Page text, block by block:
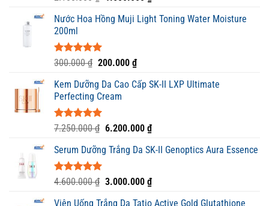
5 sao
là:
tại
Nước Hoa Hồng Muji Light Toning Water Moisture
200ml
Được xếp
5.00
5 sao
300.000₫ Giá
là:
300.000 ₫.
200.000 ₫Giá
tại
Kem Dưỡng Da Cao Cấp SK-II LXP Ultimate
Perfecting Cream
Được xếp
5 sao
7.250.000₫ Giá
là:
6.200.000 ₫Giá
tại
6.200.000 ₫.
Serum Dưỡng Trắng Da SK-II Genoptics Aura Essence
Được xếp
5 sao
4.600.000₫ Giá
3.000.000 ₫Giá
Viên Uống Trắng Da Tatio Active Gold Glutathione